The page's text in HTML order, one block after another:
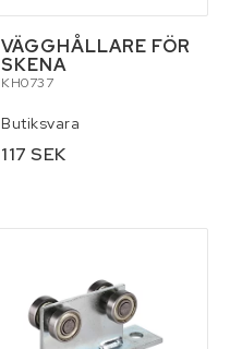
VÄGGHÅLLARE FÖR
SKENA
KH0737
Butiksvara
117 SEK